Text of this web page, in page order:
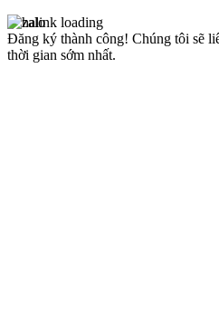
Đăng ký thành công! Chúng tôi sẽ
thời gian sớm nhất.